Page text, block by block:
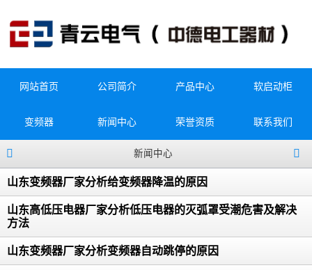
网站首页 公司简介 产品中心 软启动柜
变频器 新闻中心 荣誉资质 联系我们
新闻中心
山东变频器厂家分析给变频器降温的原因
山东高低压电器厂家分析低压电器的灭弧罩受潮危害及解决
方法
山东变频器厂家分析变频器自动跳停的原因